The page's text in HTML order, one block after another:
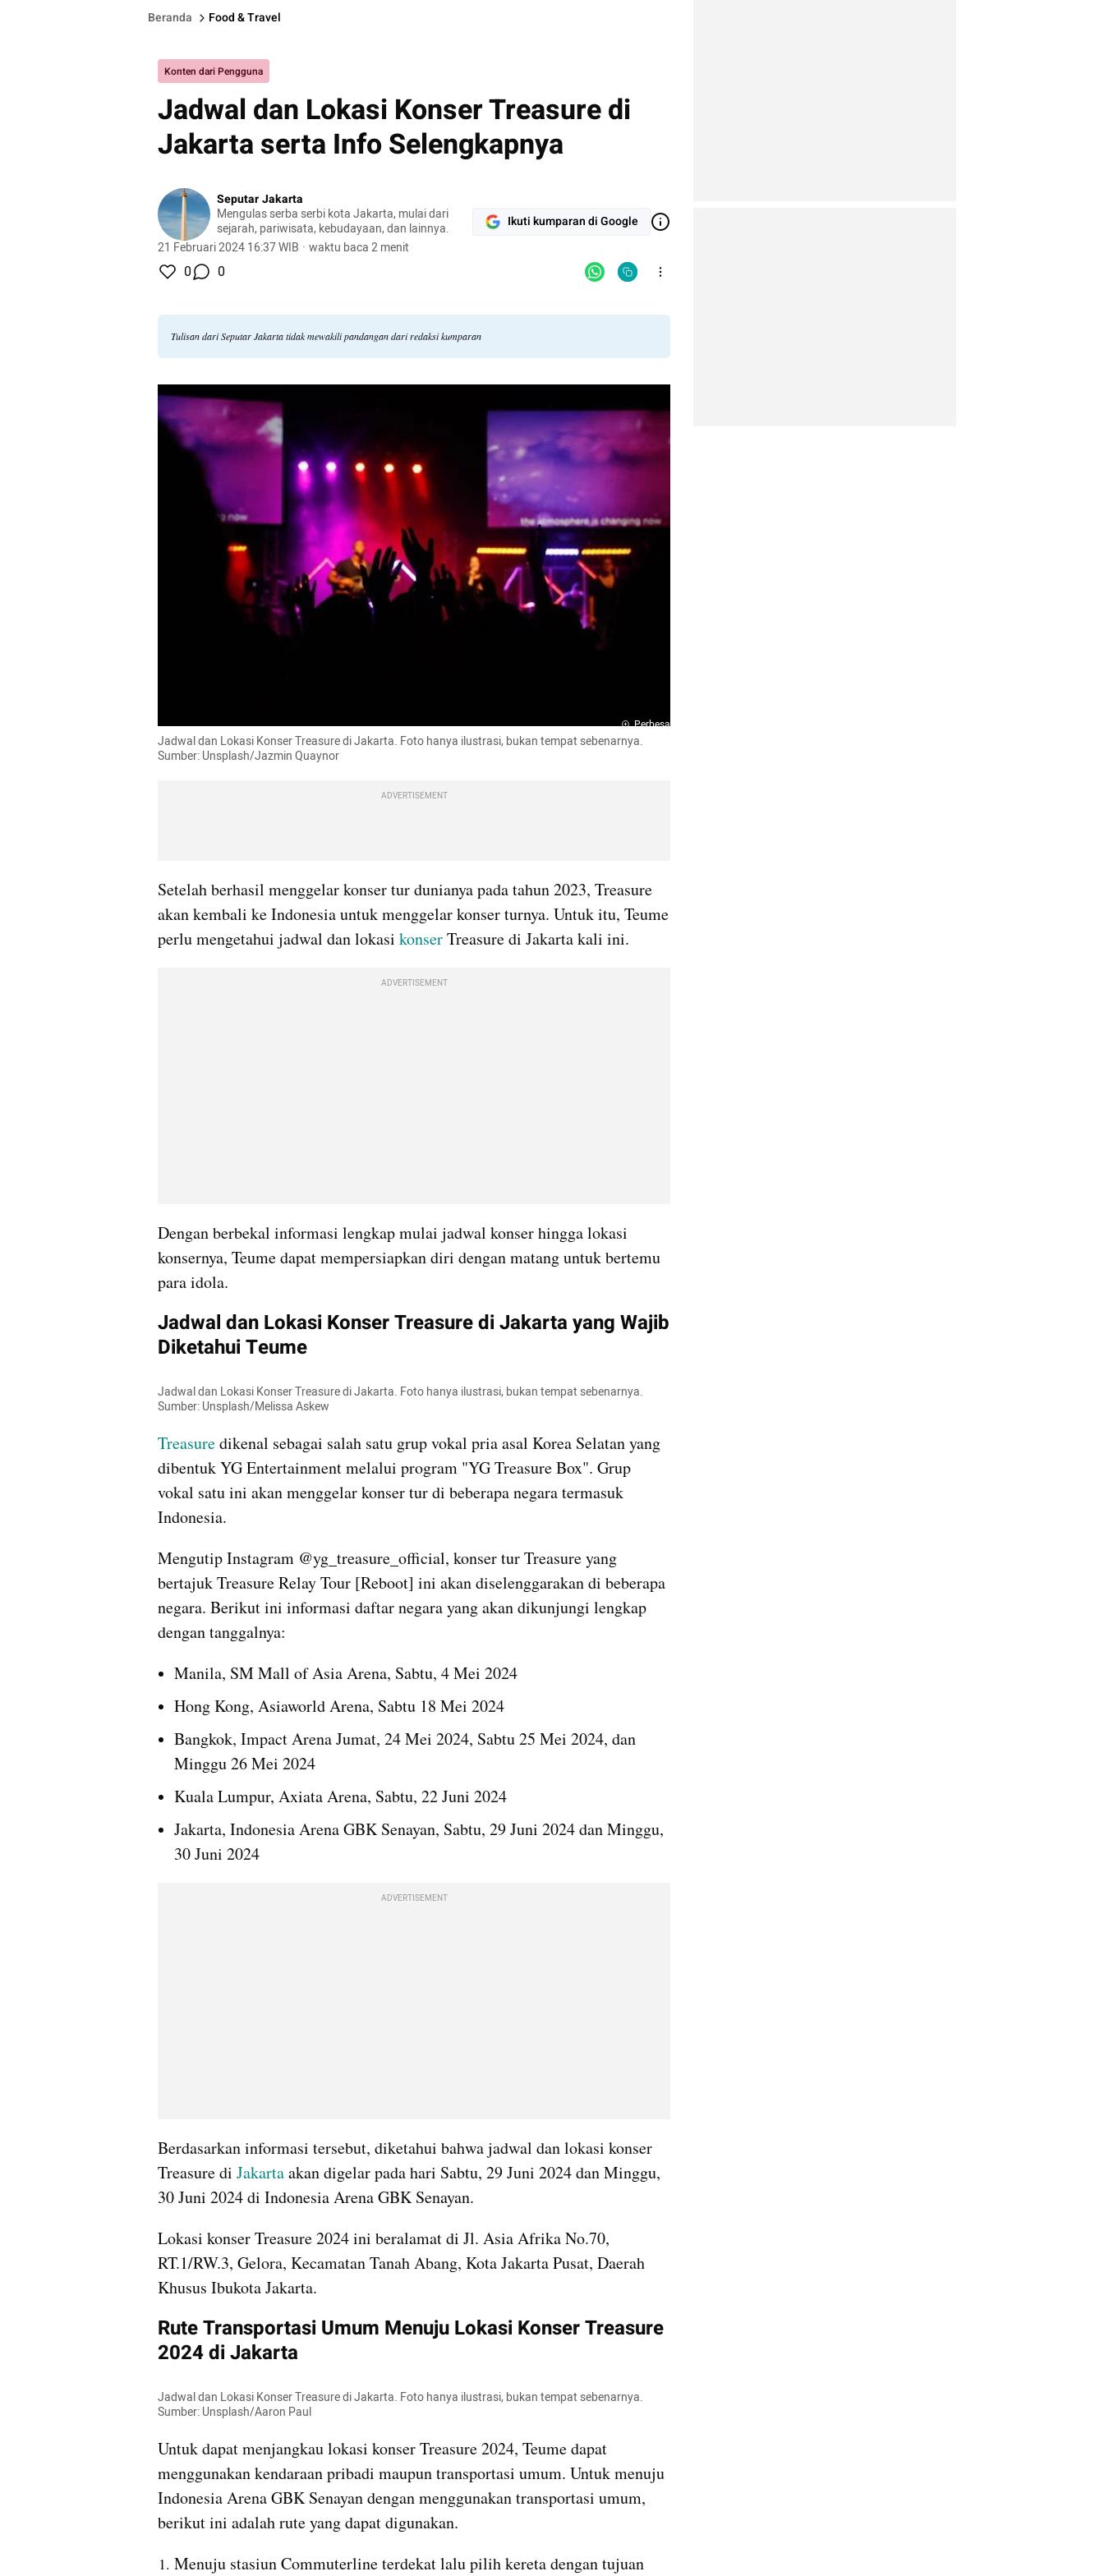
Beranda Food & Travel
Konten dari Pengguna
Jadwal dan Lokasi Konser Treasure di
Jakarta serta Info Selengkapnya
Seputar Jakarta
Mengulas serba serbi kota Jakarta, mulai dari
sejarah, pariwisata, kebudayaan, dan lainnya.
21 Februari 2024 16:37 WIB · waktu baca 2 menit
Ikuti kumparan di Google
0 0
Tulisan dari Seputar Jakarta tidak mewakili pandangan dari redaksi kumparan
Perbesar
Jadwal dan Lokasi Konser Treasure di Jakarta. Foto hanya ilustrasi, bukan tempat sebenarnya.
Sumber: Unsplash/Jazmin Quaynor
ADVERTISEMENT
Setelah berhasil menggelar konser tur dunianya pada tahun 2023, Treasure
akan kembali ke Indonesia untuk menggelar konser turnya. Untuk itu, Teume
perlu mengetahui jadwal dan lokasi konser Treasure di Jakarta kali ini.
ADVERTISEMENT
Dengan berbekal informasi lengkap mulai jadwal konser hingga lokasi
konsernya, Teume dapat mempersiapkan diri dengan matang untuk bertemu
para idola.
Jadwal dan Lokasi Konser Treasure di Jakarta yang Wajib
Diketahui Teume
Jadwal dan Lokasi Konser Treasure di Jakarta. Foto hanya ilustrasi, bukan tempat sebenarnya.
Sumber: Unsplash/Melissa Askew
Treasure dikenal sebagai salah satu grup vokal pria asal Korea Selatan yang
dibentuk YG Entertainment melalui program "YG Treasure Box". Grup
vokal satu ini akan menggelar konser tur di beberapa negara termasuk
Indonesia.
Mengutip Instagram @yg_treasure_official, konser tur Treasure yang
bertajuk Treasure Relay Tour [Reboot] ini akan diselenggarakan di beberapa
negara. Berikut ini informasi daftar negara yang akan dikunjungi lengkap
dengan tanggalnya:
Manila, SM Mall of Asia Arena, Sabtu, 4 Mei 2024
Hong Kong, Asiaworld Arena, Sabtu 18 Mei 2024
Bangkok, Impact Arena Jumat, 24 Mei 2024, Sabtu 25 Mei 2024, dan
Minggu 26 Mei 2024
Kuala Lumpur, Axiata Arena, Sabtu, 22 Juni 2024
Jakarta, Indonesia Arena GBK Senayan, Sabtu, 29 Juni 2024 dan Minggu,
30 Juni 2024
ADVERTISEMENT
Berdasarkan informasi tersebut, diketahui bahwa jadwal dan lokasi konser
Treasure di Jakarta akan digelar pada hari Sabtu, 29 Juni 2024 dan Minggu,
30 Juni 2024 di Indonesia Arena GBK Senayan.
Lokasi konser Treasure 2024 ini beralamat di Jl. Asia Afrika No.70,
RT.1/RW.3, Gelora, Kecamatan Tanah Abang, Kota Jakarta Pusat, Daerah
Khusus Ibukota Jakarta.
Rute Transportasi Umum Menuju Lokasi Konser Treasure
2024 di Jakarta
Jadwal dan Lokasi Konser Treasure di Jakarta. Foto hanya ilustrasi, bukan tempat sebenarnya.
Sumber: Unsplash/Aaron Paul
Untuk dapat menjangkau lokasi konser Treasure 2024, Teume dapat
menggunakan kendaraan pribadi maupun transportasi umum. Untuk menuju
Indonesia Arena GBK Senayan dengan menggunakan transportasi umum,
berikut ini adalah rute yang dapat digunakan.
Menuju stasiun Commuterline terdekat lalu pilih kereta dengan tujuan